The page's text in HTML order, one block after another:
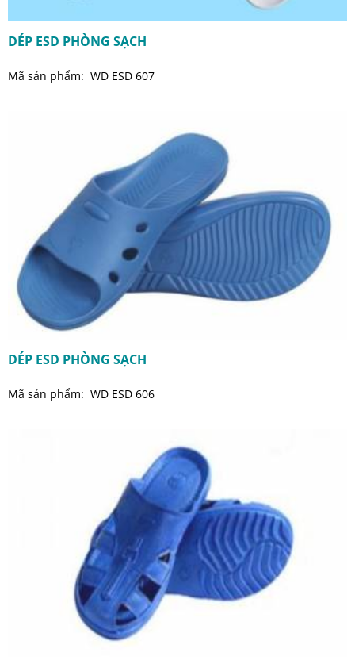
DÉP ESD PHÒNG SẠCH
Mã sản phẩm: WD ESD 607
DÉP ESD PHÒNG SẠCH
Mã sản phẩm: WD ESD 606